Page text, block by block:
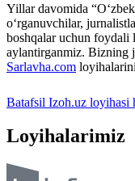
Yillar davomida
o‘rganuvchilar,
boshqalar uchun foydali
aylantirganmiz. Bizning
Sarlavha.com
Batafsil Izoh.uz loyihasi
Loyihalarimiz